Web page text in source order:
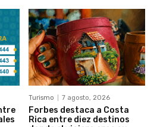
Turismo 7 agosto, 2026
Forbes destaca a Costa
Rica entre diez destinos